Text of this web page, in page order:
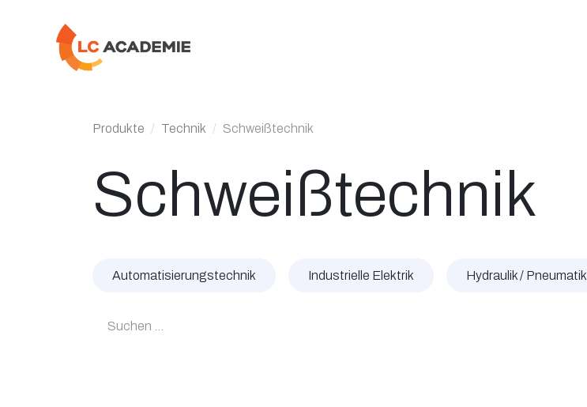
Produkte Technik Schweißtechnik
Schweißtechnik
Automatisierungstechnik Industrielle Elektrik Hydraulik / Pneumatik